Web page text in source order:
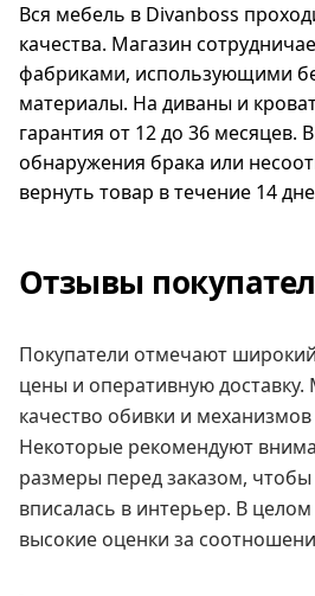
Вся мебель в Divanboss
качества. Магазин
фабриками, использующими
материалы. На диваны и
гарантия от 12 до 36 месяцев.
обнаружения брака или
вернуть товар в течение 14
Отзывы
Покупатели отмечают
цены и оперативную доставку.
качество обивки и
Некоторые рекомендуют
размеры перед заказом,
вписалась в интерьер. В
высокие оценки за